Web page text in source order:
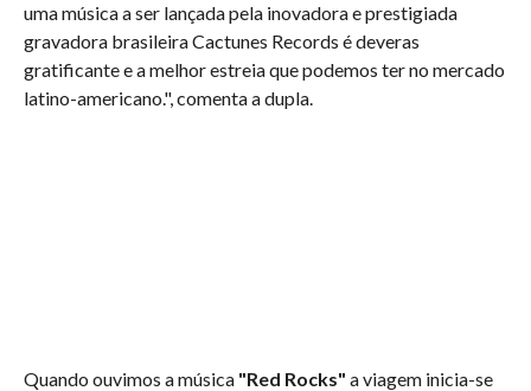
uma música a ser lançada pela inovadora e prestigiada
gravadora brasileira Cactunes Records é deveras
gratificante e a melhor estreia que podemos ter no mercado
latino-americano.", comenta a dupla.
Quando ouvimos a música "Red Rocks" a viagem inicia-se